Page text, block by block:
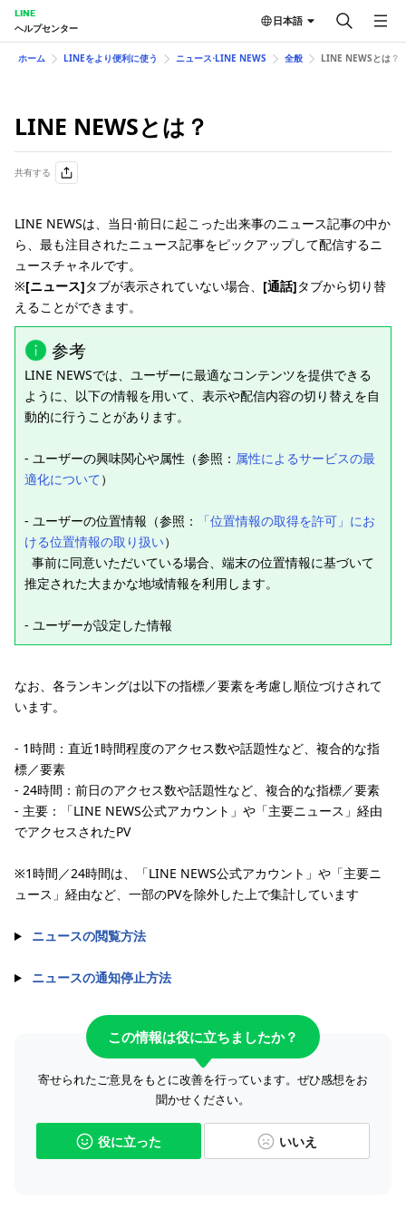
LINE
ヘルプセンター
日本語
ホーム LINEをより便利に使う ニュース⋅LINE NEWS 全般 LINE NEWSとは？
LINE NEWSとは？
共有する
LINE NEWSは、当日⋅前日に起こった出来事のニュース記事の中か
ら、最も注目されたニュース記事をピックアップして配信するニ
ュースチャネルです。
※[ニュース]タブが表示されていない場合、 [通話]タブから切り替
えることができます。
参考
LINE NEWSでは、ユーザーに最適なコンテンツを提供できる
ように、以下の情報を用いて、表示や配信内容の切り替えを自
動的に行うことがあります。
- ユーザーの興味関心や属性（参照： 属性によるサービスの最
適化について ）
- ユーザーの位置情報（参照：
「位置情報の取得を許可」にお
ける位置情報の取り扱い）
事前に同意いただいている場合、端末の位置情報に基づいて
推定された大まかな地域情報を利用します。
- ユーザーが設定した情報
なお、各ランキングは以下の指標／要素を考慮し順位づけされて
います。
- 1時間：直近1時間程度のアクセス数や話題性など、複合的な指
標／要素
- 24時間：前日のアクセス数や話題性など、複合的な指標／要素
- 主要：「LINE NEWS公式アカウント」や「主要ニュース」経由
でアクセスされたPV
※1時間／24時間は、「LINE NEWS公式アカウント」や「主要ニ
ュース」経由など、一部のPVを除外した上で集計しています
ニュースの閲覧方法
ニュースの通知停止方法
この情報は役に立ちましたか？
寄せられたご意見をもとに改善を行っています。ぜひ感想をお
聞かせください。
役に立った いいえ